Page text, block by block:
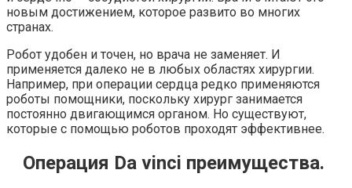
новым достижением, которое развито во многих
странах.
Робот удобен и точен, но врача не заменяет. И
применяется далеко не в любых областях хирургии.
Например, при операции сердца редко применяются
роботы помощники, поскольку хирург занимается
постоянно двигающимся органом. Но существуют,
которые с помощью роботов проходят эффективнее.
Операция Da vinci преимущества.